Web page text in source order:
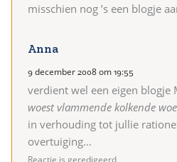
misschien nog ’s een blogje
Anna
9 december 2008 om 19:55
verdient wel een eigen blogje
woest vlammende kolkende
in verhouding tot jullie
overtuiging…
Reactie is geredigeerd